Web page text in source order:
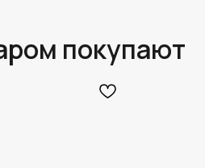
покупают